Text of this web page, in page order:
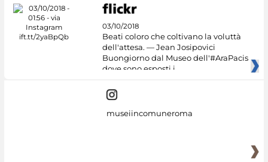
03/10/2018
Beati coloro che coltivano la voluttà
dell'attesa. — Jean Josipovici
Buongiorno dal Museo dell'#AraPacis
dove sono esposti i
museiincomuneroma